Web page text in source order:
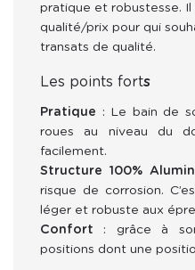
pratique et robustesse.
qualité/prix pour qui
transats de qualité.
Les points forts
Pratique : Le bain de
roues au niveau du
facilement.
Structure 100%
risque de corrosion.
léger et robuste aux
Confort : grâce à
positions dont une